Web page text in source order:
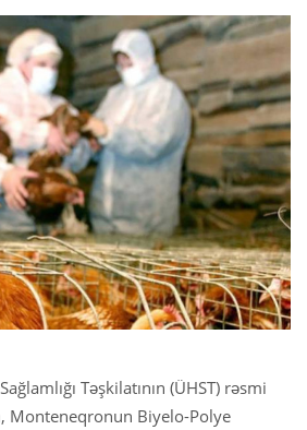
Təşkilatının (ÜHST) rəsmi
Monteneqronun Biyelo-Polye